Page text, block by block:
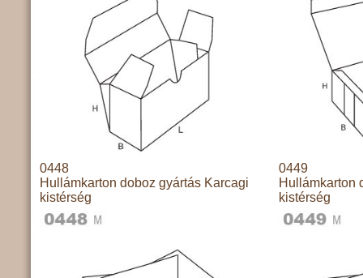
0448
Hullámkarton doboz gyártás Karcagi
kistérség
0449
Hullámkarton
kistérség